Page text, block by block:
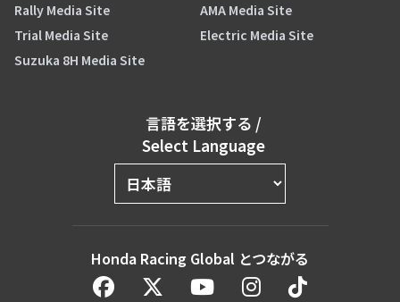
Rally Media Site
AMA Media Site
Trial Media Site
Electric Media Site
Suzuka 8H Media Site
言語を選択する /
Select Language
Honda Racing Global とつながる